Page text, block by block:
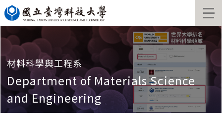
跳
到
主
要
內
容
區
材料科學與工程系
Department of Materials Science
and Engineering